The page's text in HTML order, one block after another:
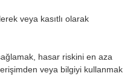
veya kasıtlı olarak
hasar riskini en aza
veya bilgiyi kullanmak